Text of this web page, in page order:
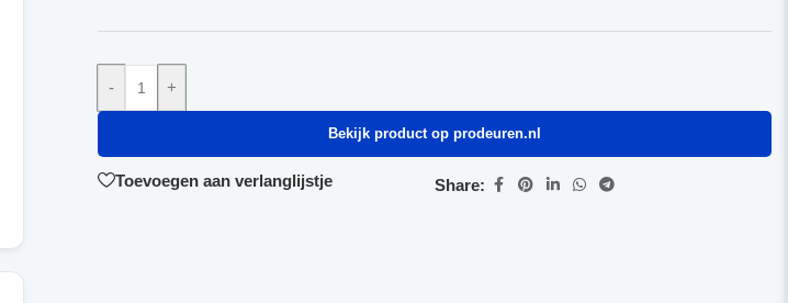
- +
Bekijk product op prodeuren.nl
Toevoegen aan verlanglijstje Share: